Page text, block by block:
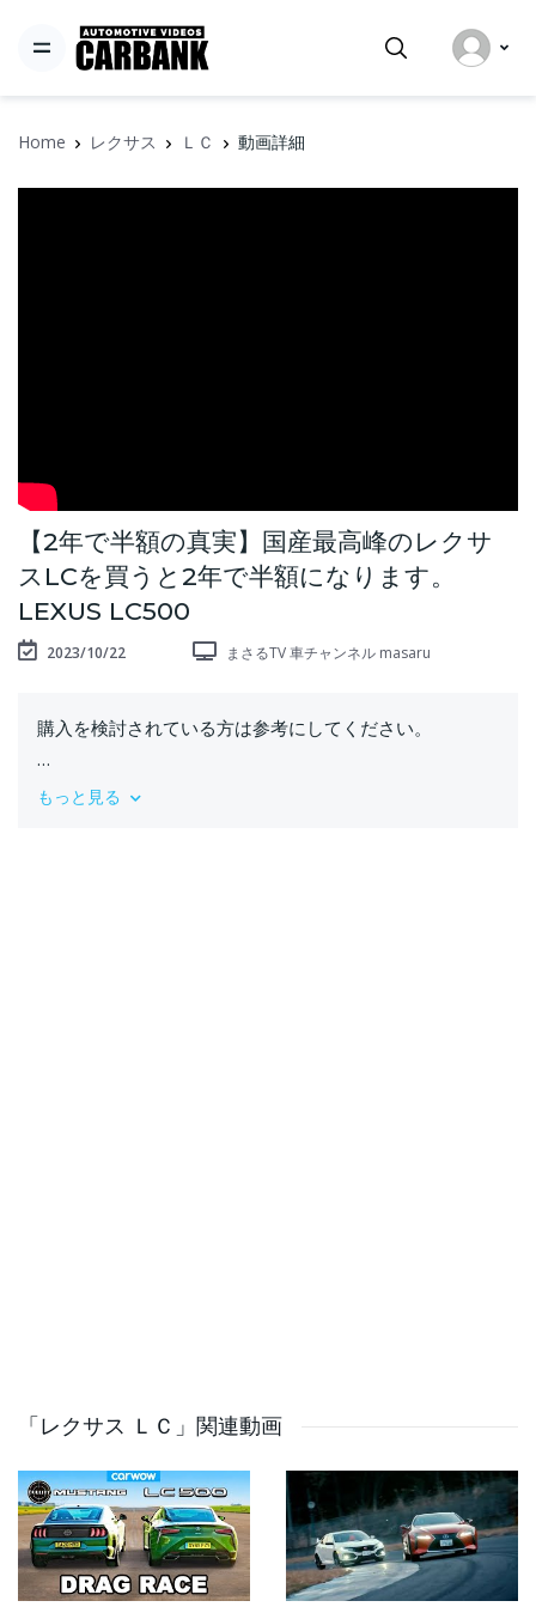
Home レクサス ＬＣ 動画詳細
【2年で半額の真実】国産最高峰のレクサ
スLCを買うと2年で半額になります。
LEXUS LC500
2023/10/22 まさるTV 車チャンネル masaru
購入を検討されている方は参考にしてください。
・ステッカー販売中
・サブチャンネル
https://www.youtube.com/channel/
・まさる家の欲しいもの↓
https://www.amazon.jp/hz/wishlist/ls/YUYK3YVPQATK?
ref_=wl_share
もっと見る
「レクサス ＬＣ」関連動画